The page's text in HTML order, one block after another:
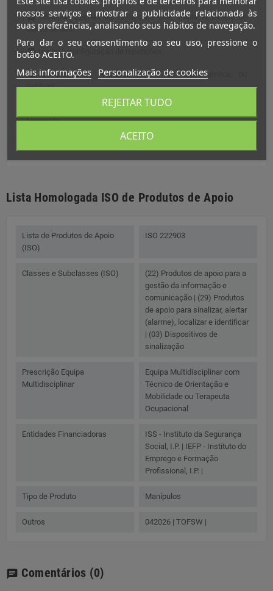
Múltiplas opções de saída para uma ampla variedade de
casos de uso
Ignore a configuração de repetições
Escolha entre feedback sonoro ou visual, ambos, ou
nenhum
Bateria de lítio recarregável com cabo de carregamento
fornecido
Lista Homologada ISO de Produtos de Apoio
Lista de Produtos de Apoio
(ISO)
ISO 222903
Classes e Subclasses (ISO)
(22) Produtos de apoio para a
gestão da informação e
comunicação | (29) Produtos
de apoio para sinalizar, alertar
(alarme), localizar e identificar
| (03) Dispositivos de
sinalização
Prescrição Equipa
Multidisciplinar
Equipa Multidisciplinar com
Técnico de Orientação e
Mobilidade ou Terapeuta
Ocupacional
Entidades Financiadoras
ISS - Instituto da Segurança
Social, I.P. | IEFP - Instituto do
Emprego e Formação
Profissional, I.P. |
Tipo de Produto Manípulos
Outros 042026 | TOFSW |
chat Comentários (0)
nossos serviços e mostrar a publicidade relacionada às
suas preferências, analisando seus hábitos de navegação.
Para dar o seu consentimento ao seu uso, pressione o
botão ACEITO.
Mais informações Personalização de cookies
REJEITAR TUDO
ACEITO